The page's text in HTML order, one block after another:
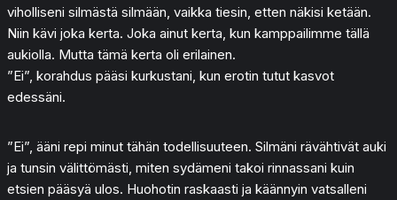
viholliseni silmästä silmään, vaikka tiesin, etten näkisi ketään.
Niin kävi joka kerta. Joka ainut kerta, kun kamppailimme tällä
aukiolla. Mutta tämä kerta oli erilainen.
”Ei”, korahdus pääsi kurkustani, kun erotin tutut kasvot
edessäni.
”Ei”, ääni repi minut tähän todellisuuteen. Silmäni rävähtivät auki
ja tunsin välittömästi, miten sydämeni takoi rinnassani kuin
etsien pääsyä ulos. Huohotin raskaasti ja käännyin vatsalleni